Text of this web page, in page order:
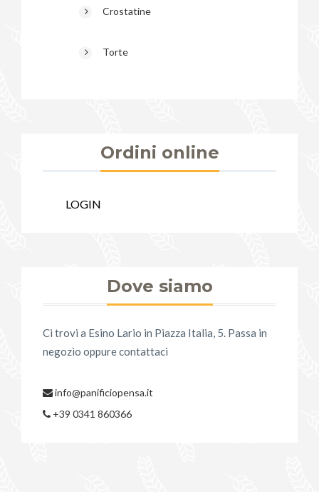
Crostatine
Torte
Ordini online
LOGIN
Dove siamo
Ci trovi a Esino Lario in Piazza Italia, 5. Passa in
negozio oppure contattaci
info@panificiopensa.it
+39 0341 860366